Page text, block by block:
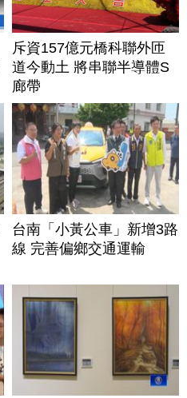
斥資157億元橋科聯外匝
道今動土 將串聯半導體S
廊帶
台南「小黃公車」新增3路
線 完善偏鄉交通運輸